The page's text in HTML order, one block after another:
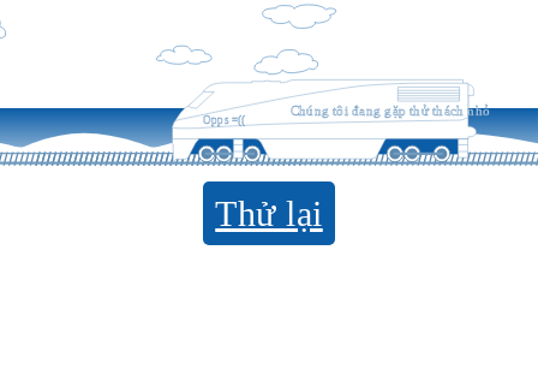
Opps =((
Chúng tôi đang gặp thử thách nhỏ
Thử lại